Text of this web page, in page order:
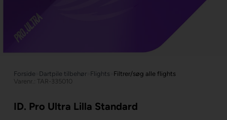
Forside Dartpile tilbehør Flights Filtrer/søg alle flights
Varenr.: TAR-335010
ID. Pro Ultra Lilla Standard